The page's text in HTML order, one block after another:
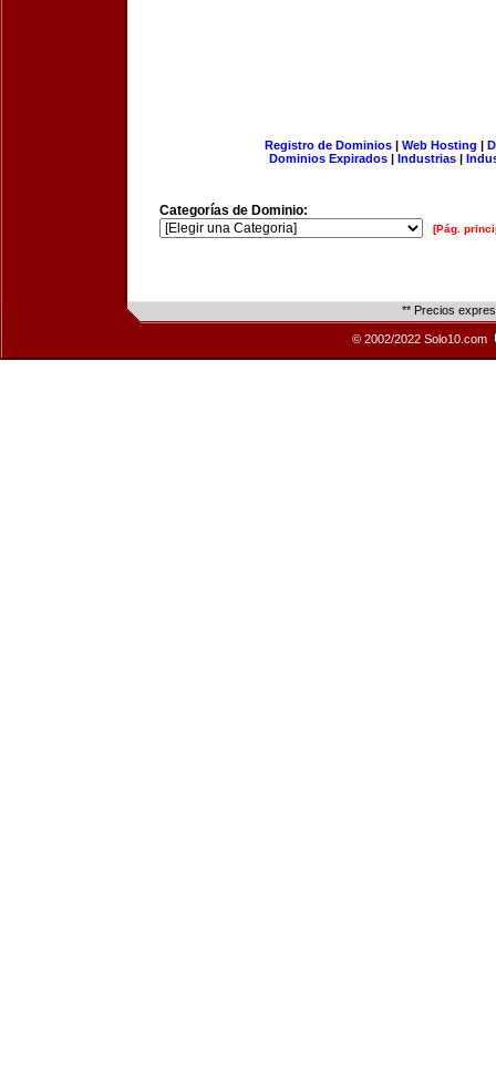
Registro de Dominios| Web Hosting |
Dominios Expirados | Industrias |
Categorías de Dominio:
[Pág.
** Precios
© 2002/2022 Solo10.com